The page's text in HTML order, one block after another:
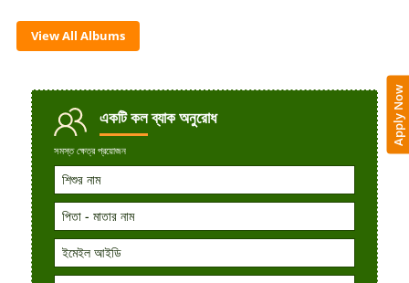
View All Albums
একটি কলব্যাক অনুরোধ
সমস্ত ক্ষেত্র প্রয়োজন
Apply Now